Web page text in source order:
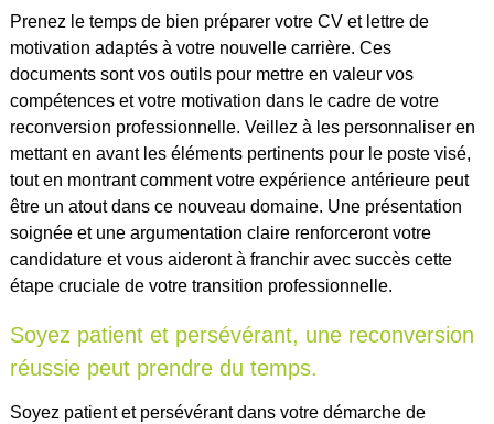
Prenez le temps de bien préparer votre CV et lettre de
motivation adaptés à votre nouvelle carrière. Ces
documents sont vos outils pour mettre en valeur vos
compétences et votre motivation dans le cadre de votre
reconversion professionnelle. Veillez à les personnaliser en
mettant en avant les éléments pertinents pour le poste visé,
tout en montrant comment votre expérience antérieure peut
être un atout dans ce nouveau domaine. Une présentation
soignée et une argumentation claire renforceront votre
candidature et vous aideront à franchir avec succès cette
étape cruciale de votre transition professionnelle.
Soyez patient et persévérant, une reconversion
réussie peut prendre du temps.
Soyez patient et persévérant dans votre démarche de